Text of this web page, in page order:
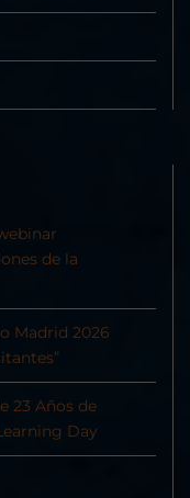
de la
Madrid 2026
23 Años de
Day